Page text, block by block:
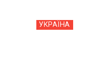
УКРАЇНА